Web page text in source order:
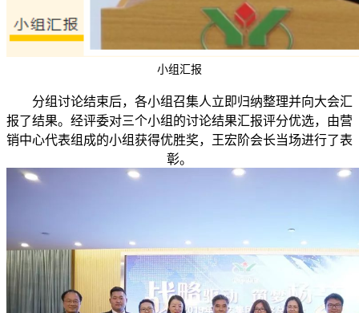
小组汇报
分组讨论结束后，各小组召集人立即归纳整理并向大会汇
报了结果。经评委对三个小组的讨论结果汇报评分优选，由营
销中心代表组成的小组获得优胜奖，王宏阶会长当场进行了表
彰。